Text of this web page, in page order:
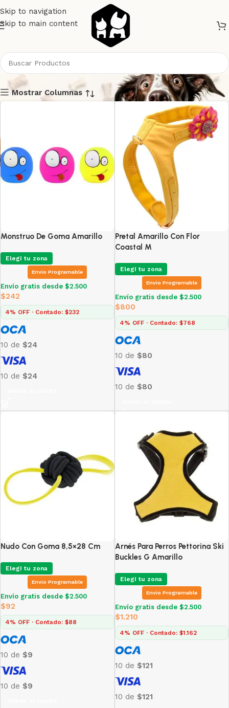
Skip to navigation
Skip to main content
Amarillo
Mostrar Columnas
Monstruo De Goma Amarillo
Elegí tu zona
Envio Programable
Envío gratis desde $2.500
$242
4% OFF · Contado: $232
10 de $24
10 de $24
Pretal Amarillo Con Flor
Coastal M
Elegí tu zona
Envio Programable
Envío gratis desde $2.500
$800
4% OFF · Contado: $768
10 de $80
10 de $80
Nudo Con Goma 8,5×28 Cm
Elegí tu zona
Envio Programable
Envío gratis desde $2.500
$92
4% OFF · Contado: $88
10 de $9
10 de $9
Arnés Para Perros Pettorina Ski
Buckles G Amarillo
Elegí tu zona
Envio Programable
Envío gratis desde $2.500
$1.210
4% OFF · Contado: $1.162
10 de $121
10 de $121